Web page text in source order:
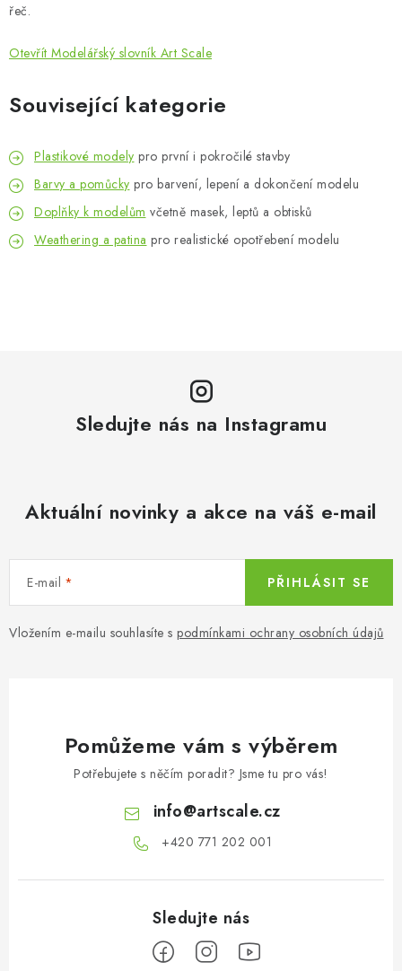
řeč.
Otevřít Modelářský slovník Art Scale
Související kategorie
Plastikové modely pro první i pokročilé stavby
Barvy a pomůcky pro barvení, lepení a dokončení modelu
Doplňky k modelům včetně masek, leptů a obtisků
Weathering a patina pro realistické opotřebení modelu
Sledujte nás na Instagramu
Aktuální novinky a akce na váš e-mail
E-mail
Vložením e-mailu souhlasíte s podmínkami ochrany osobních údajů
PŘIHLÁSIT SE
Pomůžeme vám s výběrem
Potřebujete s něčím poradit? Jsme tu pro vás!
info@artscale.cz
+420 771 202 001​